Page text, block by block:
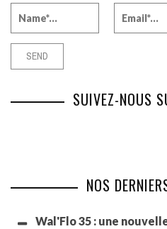
SUIVEZ-NOUS
NOS
Wal'Flo 35 : une